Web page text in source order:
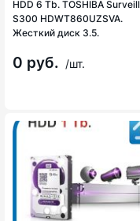
HDD 6 Tb. TOSHIBA
S300 HDWT860UZSVA.
Жесткий диск 3.5.
0 руб. /шт.